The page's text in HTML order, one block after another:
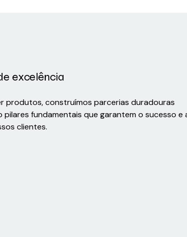
excelência
produtos, construímos parcerias duradouras
pilares fundamentais que garantem o sucesso e
clientes.